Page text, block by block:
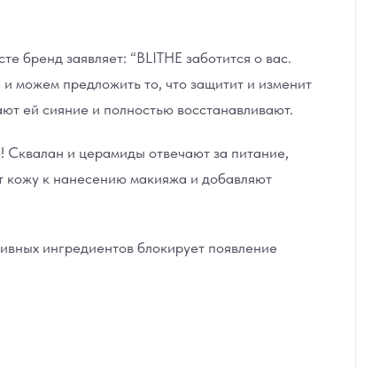
заявляет: “BLITHE заботится о вас.
можем предложить то, что защитит и изменит
ей сияние и полностью восстанавливают.
и церамиды отвечают за питание,
кожу к нанесению макияжа и добавляют
ингредиентов блокирует появление